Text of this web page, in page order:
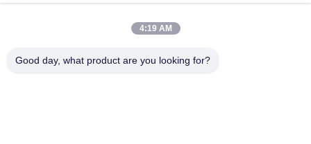
Drohnenstörsender-
Modul
FPV-Störmodul Rf-Endverstärker
4:19 AM
Good day, what product are you looking for?